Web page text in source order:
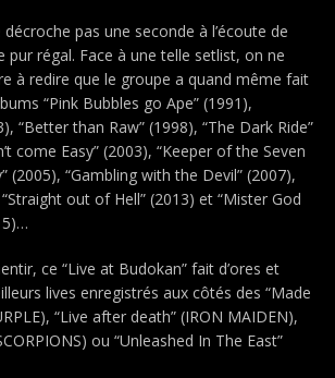
pas une seconde à l’écoute de
pur régal. Face à une telle setlist, on ne
à redire que le groupe a quand même fait
“Pink Bubbles go Ape” (1991),
“Better than Raw” (1998), “The Dark Ride”
come Easy” (2003), “Keeper of the Seven
(2005), “Gambling with the Devil” (2007),
“Straight out of Hell” (2013) et “Mister God
ce “Live at Budokan” fait d’ores et
lives enregistrés aux côtés des “Made
“Live after death” (IRON MAIDEN),
ou “Unleashed In The East”